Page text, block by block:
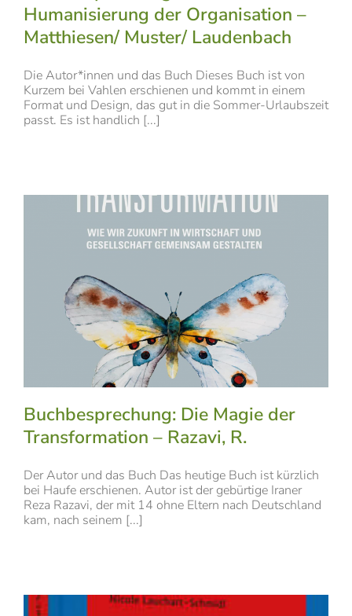
Humanisierung der Organisation –
Matthiesen/ Muster/ Laudenbach
Die Autor*innen und das Buch Dieses Buch ist von
Kurzem bei Vahlen erschienen und kommt in einem
Format und Design, das gut in die Sommer-Urlaubszeit
passt. Es ist handlich [...]
Buchbesprechung: Die Magie der
Transformation – Razavi, R.
Der Autor und das Buch Das heutige Buch ist kürzlich
bei Haufe erschienen. Autor ist der gebürtige Iraner
Reza Razavi, der mit 14 ohne Eltern nach Deutschland
kam, nach seinem [...]